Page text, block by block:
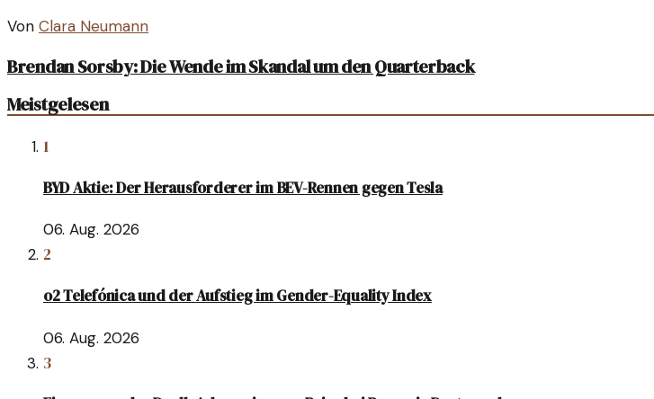
Von Clara Neumann
Brendan Sorsby: Die Wende im Skandal um den Quarterback
Meistgelesen
1
BYD Aktie: Der Herausforderer im BEV-Rennen gegen Tesla
06. Aug. 2026
2
o2 Telefónica und der Aufstieg im Gender-Equality Index
06. Aug. 2026
3